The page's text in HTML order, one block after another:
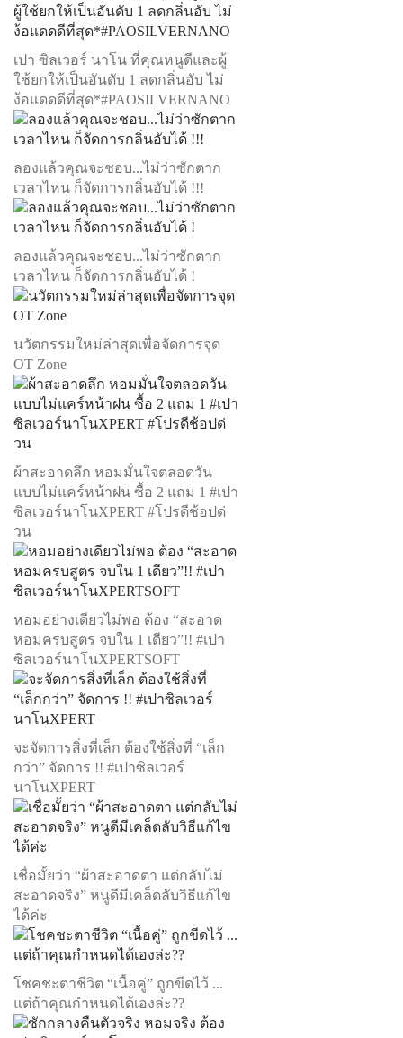
เปา ซิลเวอร์ นาโน ที่คุณหนูดีและผู้
ใช้ยกให้เป็นอันดับ 1 ลดกลิ่นอับ ไม่
ง้อแดดดีที่สุด*#PAOSILVERNANO
ลองแล้วคุณจะชอบ...ไม่ว่าซักตาก
เวลาไหน ก็จัดการกลิ่นอับได้ !!!
ลองแล้วคุณจะชอบ...ไม่ว่าซักตาก
เวลาไหน ก็จัดการกลิ่นอับได้ !
นวัตกรรมใหม่ล่าสุดเพื่อจัดการจุด
OT Zone
ผ้าสะอาดลึก หอมมั่นใจตลอดวัน
แบบไม่แคร์หน้าฝน ซื้อ 2 แถม 1 #เปา
ซิลเวอร์นาโนXPERT #โปรดีช้อปด่
วน
หอมอย่างเดียวไม่พอ ต้อง “สะอาด
หอมครบสูตร จบใน 1 เดียว”!! #เปา
ซิลเวอร์นาโนXPERTSOFT
จะจัดการสิ่งที่เล็ก ต้องใช้สิ่งที่ “เล็ก
กว่า” จัดการ !! #เปาซิลเวอร์
นาโนXPERT
เชื่อมั้ยว่า “ผ้าสะอาดตา แต่กลับไม่
สะอาดจริง” หนูดีมีเคล็ดลับวิธีแก้ไข
ได้ค่ะ
โชคชะตาชีวิต “เนื้อคู่” ถูกขีดไว้ ...
แต่ถ้าคุณกำหนดได้เองล่ะ??